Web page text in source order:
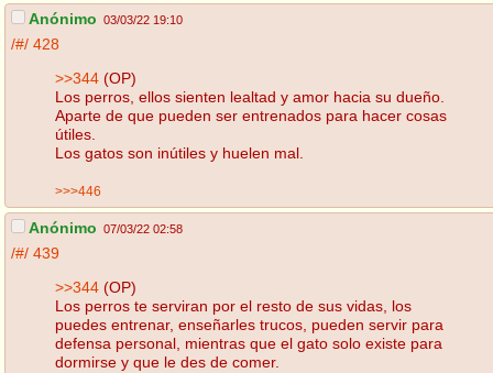
Anónimo 03/03/22 19:10
/#/ 428
>>344 (OP)
Los perros, ellos sienten lealtad y amor hacia su dueño.
Aparte de que pueden ser entrenados para hacer cosas
útiles.
Los gatos son inútiles y huelen mal.
>>>446
Anónimo 07/03/22 02:58
/#/ 439
>>344 (OP)
Los perros te serviran por el resto de sus vidas, los
puedes entrenar, enseñarles trucos, pueden servir para
defensa personal, mientras que el gato solo existe para
dormirse y que le des de comer.